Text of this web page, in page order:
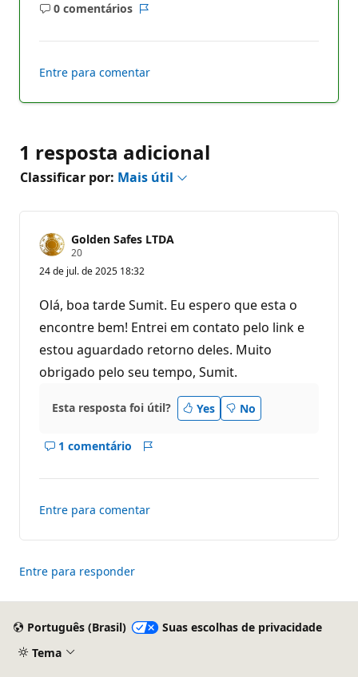
0 comentários
Sem
Entre para comentar
1 resposta adicional
Classificar por: Mais útil
Golden Safes LTDA
20P
o
n
o
s
d
e
r
e
p
a
o
24 de jul. de 2025 18:32
Olá, boa tarde Sumit. Eu espero que esta o
encontre bem! Entrei em contato pelo link e
estou aguardado retorno deles. Muito
obrigado pelo seu tempo, Sumit.
Esta resposta foi útil? Yes No
1 comentário
Mostrar
Entre para comentar
Entre para responder
Português (Brasil)
Suas escolhas de privacidade
Tema